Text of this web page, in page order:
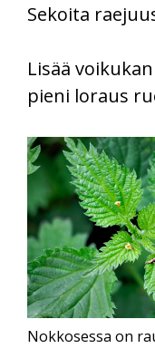
Sekoita
Lisää
pieni loraus
Nokkosessa on